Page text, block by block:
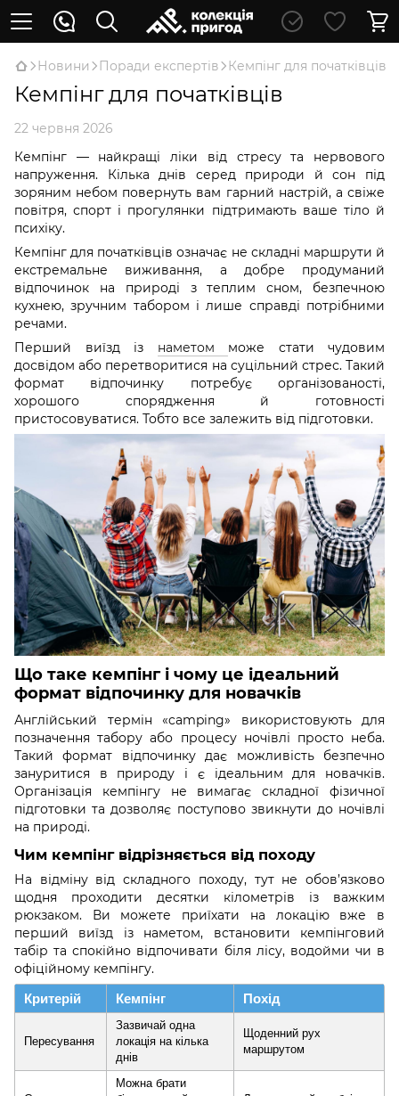
Новини Поради експертів Кемпінг для початківців
Кемпінг для початківців
22 червня 2026
Кемпінг — найкращі ліки від стресу та нервового
напруження. Кілька днів серед природи й сон під
зоряним небом повернуть вам гарний настрій, а свіже
повітря, спорт і прогулянки підтримають ваше тіло й
психіку.
Кемпінг для початківців означає не складні маршрути й
екстремальне виживання, а добре продуманий
відпочинок на природі з теплим сном, безпечною
кухнею, зручним табором і лише справді потрібними
речами.
Перший виїзд із наметом може стати чудовим
досвідом або перетворитися на суцільний стрес. Такий
формат відпочинку потребує організованості,
хорошого спорядження й готовності
пристосовуватися. Тобто все залежить від підготовки.
Що таке кемпінг і чому це ідеальний
формат відпочинку для новачків
Англійський термін «camping» використовують для
позначення табору або процесу ночівлі просто неба.
Такий формат відпочинку дає можливість безпечно
зануритися в природу і є ідеальним для новачків.
Організація кемпінгу не вимагає складної фізичної
підготовки та дозволяє поступово звикнути до ночівлі
на природі.
Чим кемпінг відрізняється від походу
На відміну від складного походу, тут не обов’язково
щодня проходити десятки кілометрів із важким
рюкзаком. Ви можете приїхати на локацію вже в
перший виїзд із наметом, встановити кемпінговий
табір та спокійно відпочивати біля лісу, водойми чи в
офіційному кемпінгу.
Критерій Кемпінг Похід
Пересування
Зазвичай одна
локація на кілька
днів
Щоденний рух
маршрутом
Можна брати